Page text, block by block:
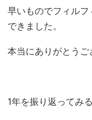
早いものでフィル
できました。
本当にありがとうご
1年を振り返ってみる